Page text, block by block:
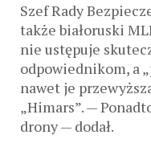
Szef Rady
także białoruski
nie ustępuje
odpowiednikom, a
nawet je
„Himars”. —
drony — dodał.